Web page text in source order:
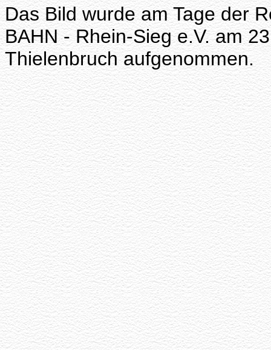
Das Bild wurde am Tage der
BAHN - Rhein-Sieg e.V. am
Thielenbruch aufgenommen.